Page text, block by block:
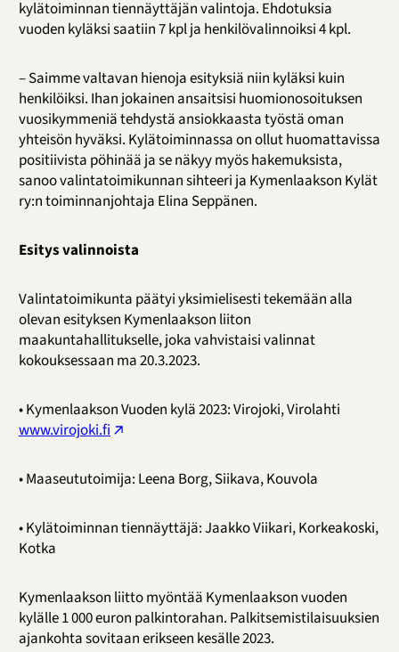
kylätoiminnan tiennäyttäjän valintoja. Ehdotuksia
vuoden kyläksi saatiin 7 kpl ja henkilövalinnoiksi 4 kpl.
– Saimme valtavan hienoja esityksiä niin kyläksi kuin
henkilöiksi. Ihan jokainen ansaitsisi huomionosoituksen
vuosikymmeniä tehdystä ansiokkaasta työstä oman
yhteisön hyväksi. Kylätoiminnassa on ollut huomattavissa
positiivista pöhinää ja se näkyy myös hakemuksista,
sanoo valintatoimikunnan sihteeri ja Kymenlaakson Kylät
ry:n toiminnanjohtaja Elina Seppänen.
Esitys valinnoista
Valintatoimikunta päätyi yksimielisesti tekemään alla
olevan esityksen Kymenlaakson liiton
maakuntahallitukselle, joka vahvistaisi valinnat
kokouksessaan ma 20.3.2023.
• Kymenlaakson Vuoden kylä 2023: Virojoki, Virolahti
www.virojoki.fi
• Maaseututoimija: Leena Borg, Siikava, Kouvola
• Kylätoiminnan tiennäyttäjä: Jaakko Viikari, Korkeakoski,
Kotka
Kymenlaakson liitto myöntää Kymenlaakson vuoden
kylälle 1 000 euron palkintorahan. Palkitsemistilaisuuksien
ajankohta sovitaan erikseen kesälle 2023.